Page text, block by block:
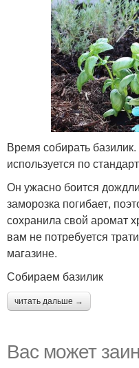
Время собирать
используется по
Он ужасно боится
заморозка погибает,
сохранила свой аромат
вам не потребуется
магазине.
Собираем базилик
читать дальше →
Вас может